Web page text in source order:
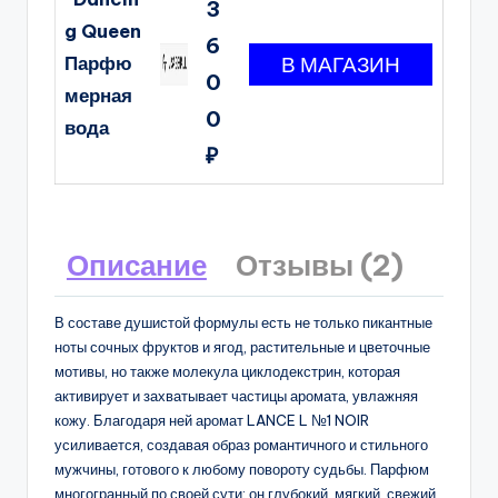
g Queen
Парфю
мерная
вода
3
6
0
0
₽
Описание Отзывы (2)
В составе душистой формулы есть не только пикантные
ноты сочных фруктов и ягод, растительные и цветочные
мотивы, но также молекула циклодекстрин, которая
активирует и захватывает частицы аромата, увлажняя
кожу. Благодаря ней аромат LANCE L №1 NOIR
усиливается, создавая образ романтичного и стильного
мужчины, готового к любому повороту судьбы. Парфюм
многогранный по своей сути: он глубокий, мягкий, свежий,